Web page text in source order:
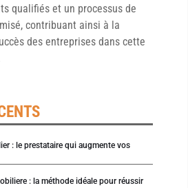
qualifiés et un processus de
contribuant ainsi à la
des entreprises dans cette
: le prestataire qui augmente vos
: la méthode idéale pour réussir